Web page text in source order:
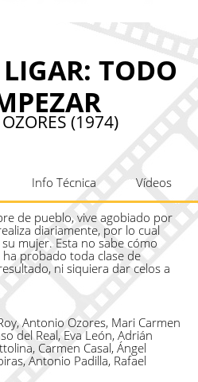
TODO
(1974)
Info Técnica Vídeos
de pueblo, vive agobiado por
diariamente, por lo cual
mujer. Esta no sabe cómo
probado toda clase de
ni siquiera dar celos a
Antonio Ozores, Mari Carmen
del Real, Eva León, Adrián
Carmen Casal, Ángel
Antonio Padilla, Rafael